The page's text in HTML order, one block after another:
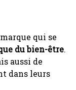
qui se
du bien-être.
aussi de
dans leurs